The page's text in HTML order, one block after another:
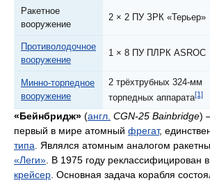
Ракетное
вооружение
2 × 2 ПУ ЗРК «Терьер»
Противолодочное
вооружение
1 × 8 ПУ ПЛРК ASROC
Минно-торпедное
вооружение
2 трёхтрубных 324-мм
торпедных аппарата[1]
«Бейнбридж» (англ. CGN-25 Bainbridge)
первый в мире атомный фрегат,
типа . Являлся атомным аналогом
«Леги» . В 1975 году реклассифицирован
крейсер . Основная задача корабля